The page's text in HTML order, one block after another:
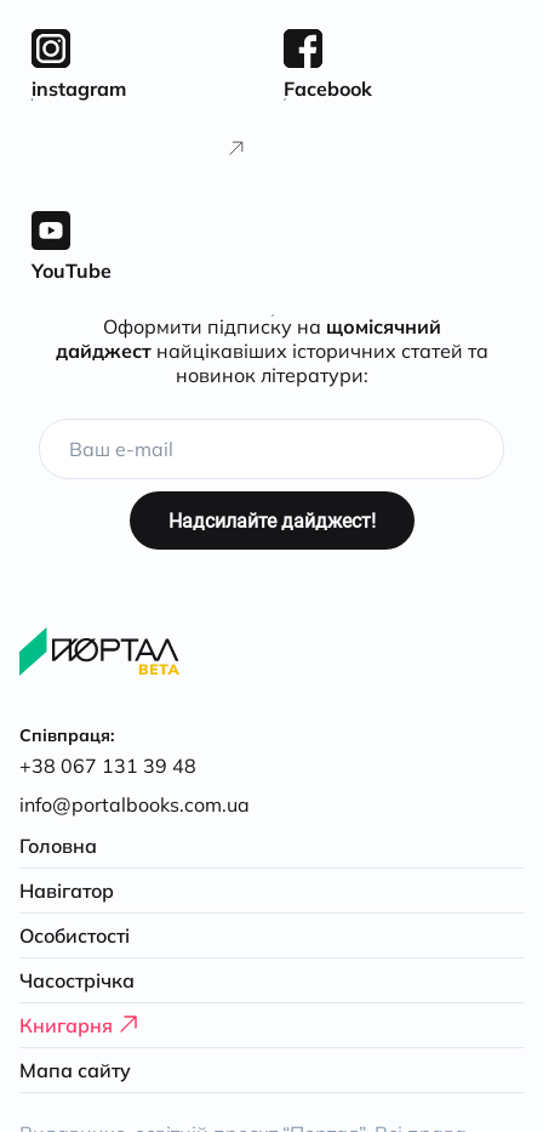
instagram Facebook
YouTube
Оформити підписку на щомісячний
дайджестнайцікавіших історичних статей та
новинок літератури:
Співпраця:
+38 067 131 39 48
info@portalbooks.com.ua
Головна
Навігатор
Особистості
Часострічка
Книгарня
Мапа сайту